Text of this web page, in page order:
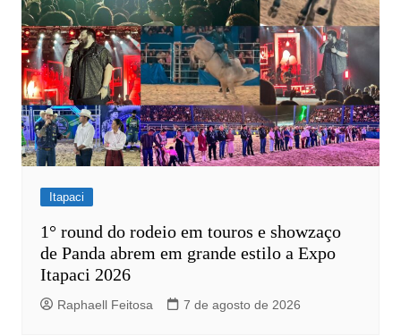
Itapaci
1° round do rodeio em touros e showzaço
de Panda abrem em grande estilo a Expo
Itapaci 2026
Raphaell Feitosa 7 de agosto de 2026